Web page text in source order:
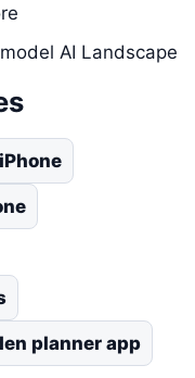
AI Landscape
planner app